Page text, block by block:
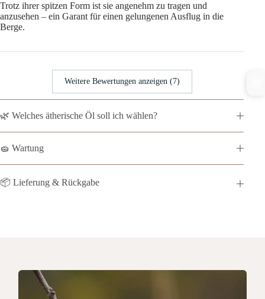
Trotz ihrer spitzen Form ist sie angenehm zu tragen und
anzusehen – ein Garant für einen gelungenen Ausflug in die
Berge.
Weitere Bewertungen anzeigen (7)
🌿 Welches ätherische Öl soll ich wählen?
🧽 Wartung
📦 Lieferung & Rückgabe